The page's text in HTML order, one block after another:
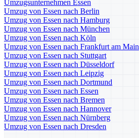
Umzugsunternehmen Essen
Umzug von Essen nach Berlin
Umzug von Essen nach Hamburg
Umzug von Essen nach München
Umzug von Essen nach Köln
Umzug von Essen nach Frankfurt am Main
Umzug von Essen nach Stuttgart
Umzug von Essen nach Düsseldorf
Umzug von Essen nach Leipzig
Umzug von Essen nach Dortmund
Umzug von Essen nach Essen
Umzug von Essen nach Bremen
Umzug von Essen nach Hannover
Umzug von Essen nach Nürnberg
Umzug von Essen nach Dresden